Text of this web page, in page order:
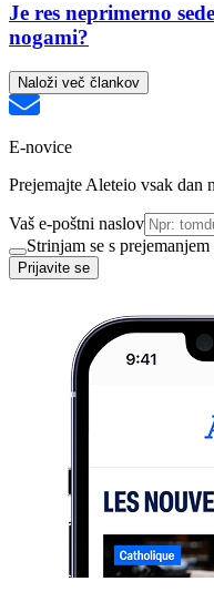
Je res neprimerno
nogami?
Naloži več člankov
E-novice
Prejemajte Aleteio vsak dan
Vaš e-poštni naslov
Strinjam se s
Prijavite se